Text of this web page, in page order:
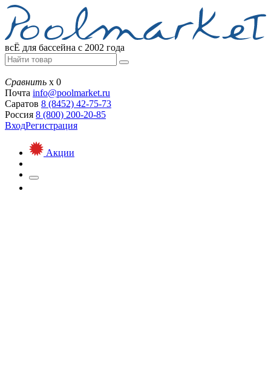
всЁ для бассейна с 2002 года
Сравнить х 0
Почта info@poolmarket.ru
Саратов 8 (8452) 42-75-73
Россия 8 (800) 200-20-85
ВходРегистрация
Акции